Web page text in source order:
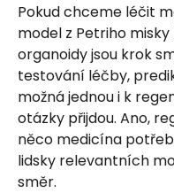
Pokud chceme léčit
model z Petriho
organoidy jsou krok
testování léčby,
možná jednou i k
otázky přijdou. Ano,
něco medicína
lidsky relevantních
směr.